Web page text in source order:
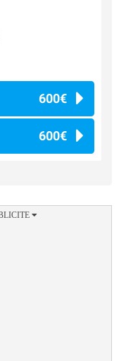
600€
600€